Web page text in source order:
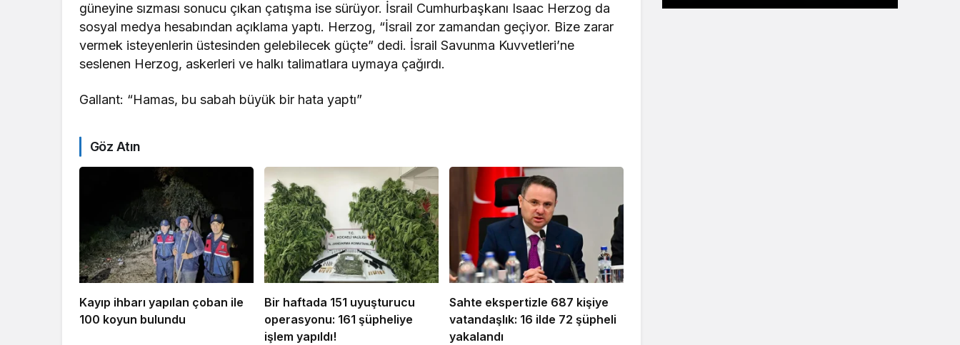
güneyine sızması sonucu çıkan çatışma ise sürüyor. İsrail Cumhurbaşkanı Isaac Herzog da
sosyal medya hesabından açıklama yaptı. Herzog, “İsrail zor zamandan geçiyor. Bize zarar
vermek isteyenlerin üstesinden gelebilecek güçte” dedi. İsrail Savunma Kuvvetleri’ne
seslenen Herzog, askerleri ve halkı talimatlara uymaya çağırdı.
Gallant: “Hamas, bu sabah büyük bir hata yaptı”
Göz Atın
Kayıp ihbarı yapılan çoban ile
100 koyun bulundu
Bir haftada 151 uyuşturucu
operasyonu: 161 şüpheliye
işlem yapıldı!
Sahte ekspertizle 687 kişiye
vatandaşlık: 16 ilde 72 şüpheli
yakalandı